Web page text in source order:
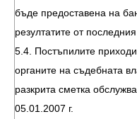
бъде предоставена на
резултатите от
5.4. Постъпилите
органите на съдебната
разкрита сметка
05.01.2007 г.